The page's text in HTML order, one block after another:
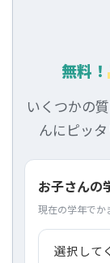
無料！
いくつかの
んにピッ
お子さんの
現在の学年でか